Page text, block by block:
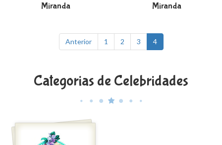
Miranda
Miranda
Anterior 1 2 3 4
Categorias de Celebridades